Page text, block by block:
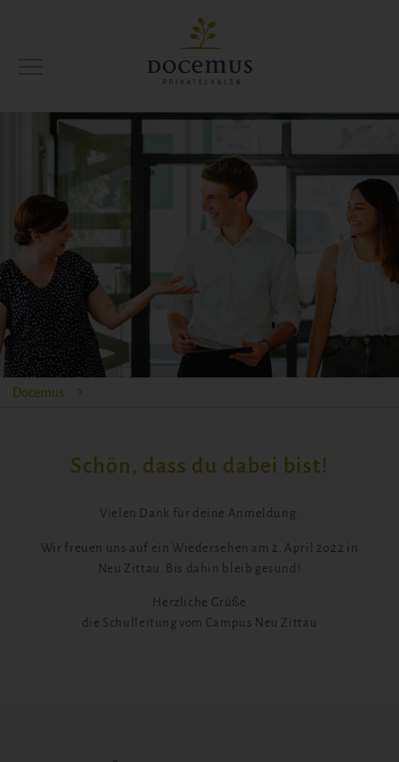
Docemus
Schön, dass du dabei bist!
Vielen Dank für deine Anmeldung.
Wir freuen uns auf ein Wiedersehen am 2. April 2022 in
Neu Zittau. Bis dahin bleib gesund!
Herzliche Grüße
die Schulleitung vom Campus Neu Zittau